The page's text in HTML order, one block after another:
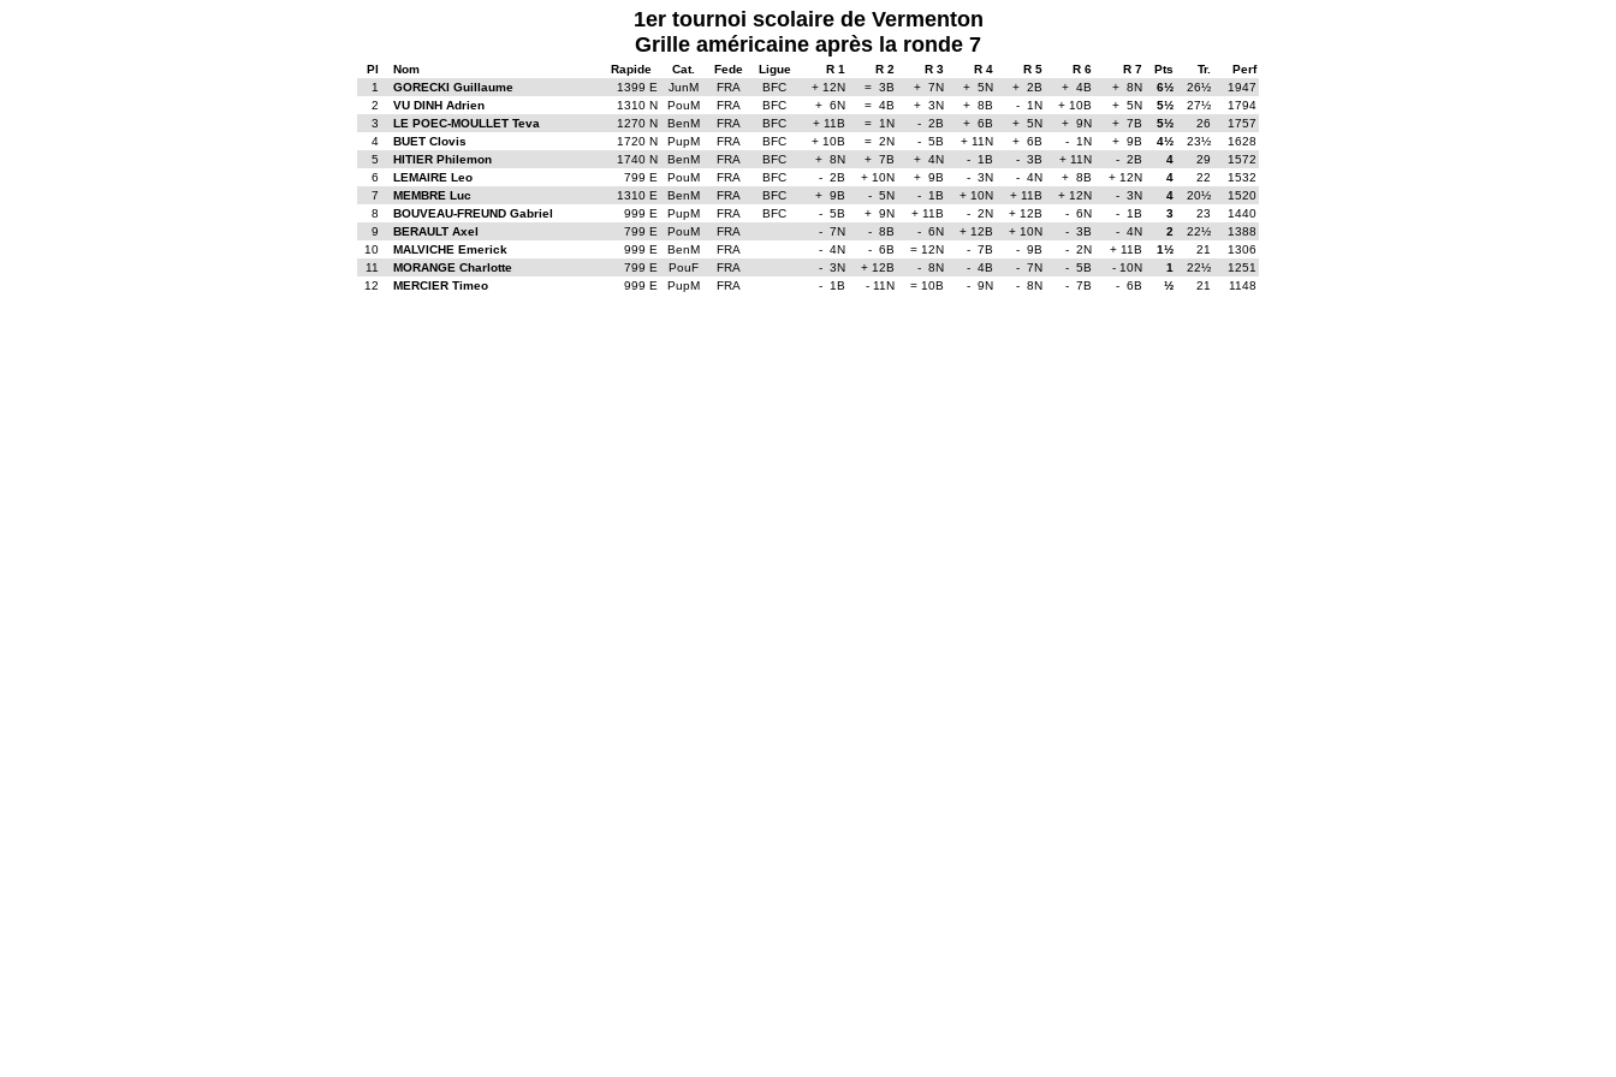
1er tournoi scolaire de Vermenton
Grille américaine après la ronde 7
Pl Nom Rapide Cat. Fede Ligue R 1 R 2 R 3 R 4 R 5 R 6 R 7 Pts Tr.
Perf
1
GORECKI Guillaume 1399 E JunM FRA BFC + 12N = 3B + 7N + 5N + 2B + 4B + 8N 6½ 26½
1947
2
VU DINH Adrien 1310 N PouM FRA BFC + 6N = 4B + 3N + 8B - 1N + 10B + 5N 5½ 27½
1794
3
LE POEC-MOULLET Teva 1270 N BenM FRA BFC + 11B = 1N - 2B + 6B + 5N + 9N + 7B 5½ 26
1757
4
BUET Clovis 1720 N PupM FRA BFC + 10B = 2N - 5B + 11N + 6B - 1N + 9B 4½ 23½
1628
5
HITIER Philemon 1740 N BenM FRA BFC + 8N + 7B + 4N - 1B - 3B + 11N - 2B 4 29
1572
6
LEMAIRE Leo 799 E PouM FRA BFC - 2B + 10N + 9B - 3N - 4N + 8B + 12N 4 22
1532
7
MEMBRE Luc 1310 E BenM FRA BFC + 9B - 5N - 1B + 10N + 11B + 12N - 3N 4 20½
1520
8
BOUVEAU-FREUND Gabriel 999 E PupM FRA BFC - 5B + 9N + 11B - 2N + 12B - 6N - 1B 3 23
1440
9
BERAULT Axel 799 E PouM FRA - 7N - 8B - 6N + 12B + 10N - 3B - 4N 2 22½
1388
10
MALVICHE Emerick 999 E BenM FRA - 4N - 6B = 12N - 7B - 9B - 2N + 11B 1½ 21
1306
11
MORANGE Charlotte 799 E PouF FRA - 3N + 12B - 8N - 4B - 7N - 5B - 10N 1 22½
1251
12
MERCIER Timeo 999 E PupM FRA - 1B - 11N = 10B - 9N - 8N - 7B - 6B ½ 21 1148